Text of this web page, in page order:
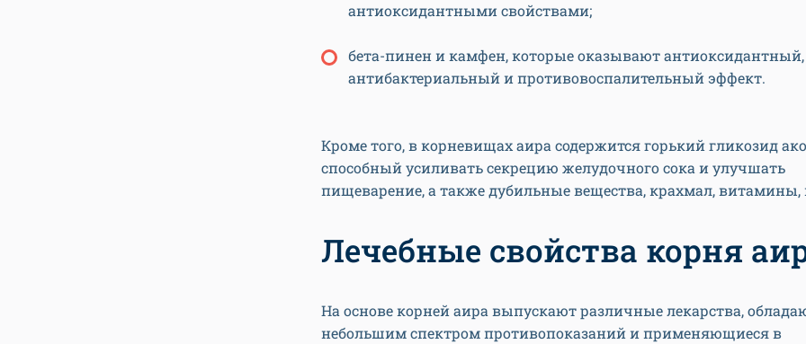
антиоксидантными свойствами;
бета-пинен и камфен, которые оказывают антиоксидантный,
антибактериальный и противовоспалительный эффект.
Кроме того, в корневищах аира содержится горький гликозид
способный усиливать секрецию желудочного сока и улучшать
пищеварение, а также дубильные вещества, крахмал, витамины,
Лечебные свойства корня
На основе корней аира выпускают различные лекарства,
небольшим спектром противопоказаний и применяющиеся в